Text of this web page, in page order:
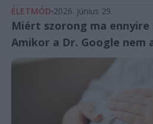
ÉLETMÓD 2026. június 29.
Miért szorong ma ennyire
Amikor a Dr. Google nem